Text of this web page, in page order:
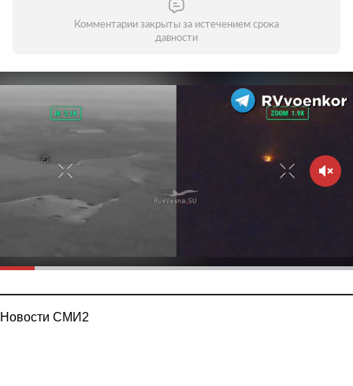
Комментарии закрыты за истечением срока
давности
Новости СМИ2